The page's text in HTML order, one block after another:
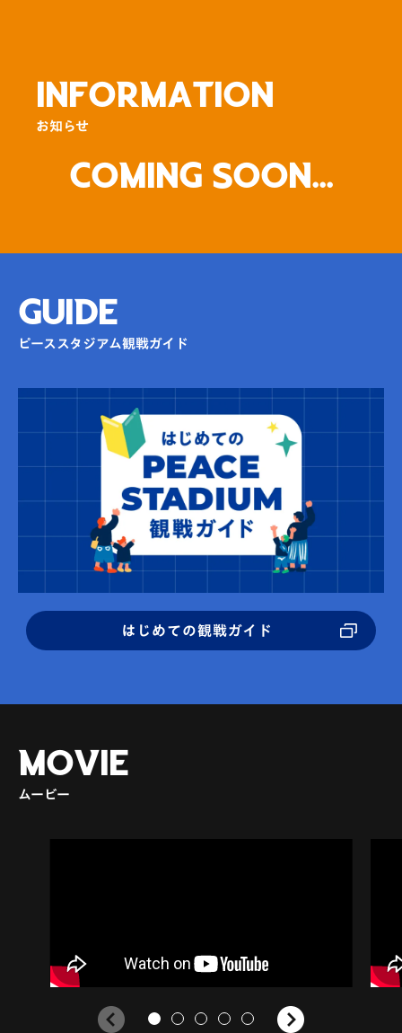
INFORMATION
お知らせ
Coming Soon...
GUIDE
ピーススタジアム観戦ガイド
はじめての観戦ガイド
MOVIE
ムービー